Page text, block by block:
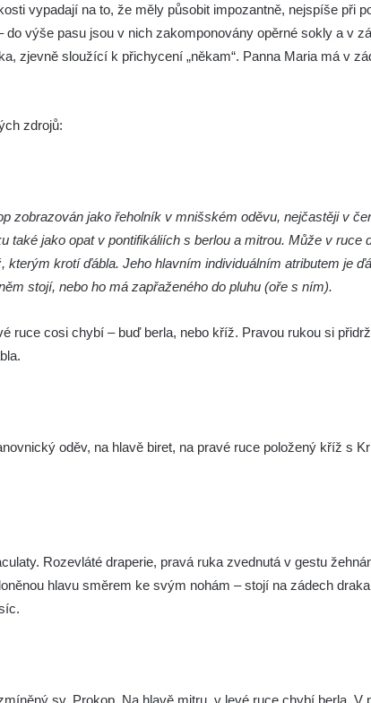
Hluboká
ZOO Hluboká
Hluboká
Šporkovo
vypadají na to, že měly působit impozantně, nejspíše při
do výše pasu jsou v nich zakomponovány opěrné sokly a v
zjevně sloužící k přichycení „někam“. Panna Maria má v
zdrojů:
zobrazován jako řeholník v mnišském oděvu, nejčastěji v
také jako opat v pontifikáliích s berlou a mitrou. Může v ruce
kterým krotí ďábla. Jeho hlavním individuálním atributem je
stojí, nebo ho má zapřaženého do pluhu (oře s ním).
ruce cosi chybí – buď berla, nebo kříž. Pravou rukou si
oděv, na hlavě biret, na pravé ruce položený kříž s
Rozevláté draperie, pravá ruka zvednutá v gestu
hlavu směrem ke svým nohám – stojí na zádech
sv. Prokop. Na hlavě mitru, v levé ruce chybí berla. V